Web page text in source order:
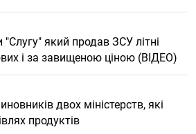
який продав ЗСУ літні
і за завищеною ціною (ВІДЕО)
двох міністерств, які
продуктів